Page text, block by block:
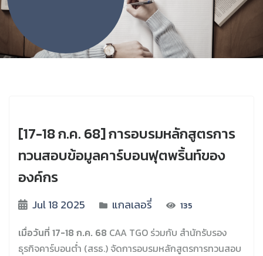
แกลเลอรี่
[17-18 ก.ค. 68] การอบรมหลักสูตรการ
ทวนสอบข้อมูลคาร์บอนฟุตพริ้นท์ของ
องค์กร
Jul 18 2025 แกลเลอรี่ 135
เมื่อวันที่ 17-18 ก.ค. 68 CAA TGO ร่วมกับ สำนักรับรอง
ธุรกิจคาร์บอนต่ำ (สรธ.) จัดการอบรมหลักสูตรการทวนสอบ